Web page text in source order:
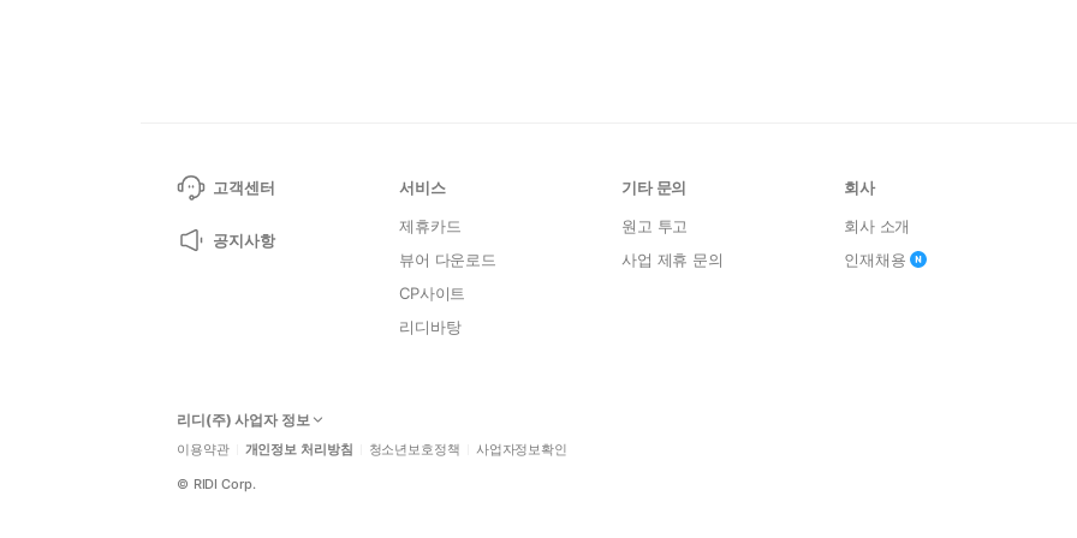
고객센터
공지사항
서비스
제휴카드
뷰어 다운로드
CP사이트
리디바탕
기타 문의
원고 투고
사업 제휴 문의
회사
회사 소개
인재채용
리디(주) 사업자 정보
이용약관 개인정보 처리방침 청소년보호정책 사업자정보확인
© RIDI Corp.